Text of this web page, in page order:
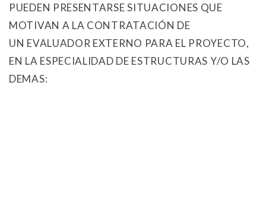
PUEDEN PRESENTARSE SITUACIONES QUE
MOTIVAN A LA CONTRATACIÓN DE
UN EVALUADOR EXTERNO PARA EL PROYECTO,
EN LA ESPECIALIDAD DE ESTRUCTURAS Y/O LAS
DEMAS: